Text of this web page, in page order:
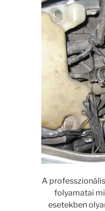
A professzionális
folyamatai
esetekben